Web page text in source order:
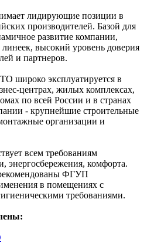
лидирующие позиции в
производителей. Базой для
развитие компании,
высокий уровень доверия
и партнеров.
широко эксплуатируется в
центрах, жилых комплексах,
по всей России и в странах
- крупнейшие строительные
организации и
всем требованиям
энергосбережения, комфорта.
ФГУП
в помещениях с
требованиями.